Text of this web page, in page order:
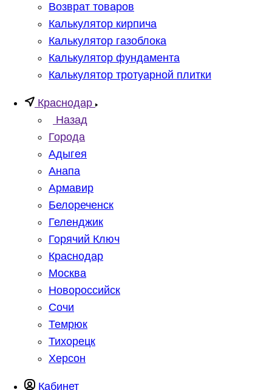
Возврат товаров
Калькулятор кирпича
Калькулятор газоблока
Калькулятор фундамента
Калькулятор тротуарной плитки
Краснодар
Назад
Города
Адыгея
Анапа
Армавир
Белореченск
Геленджик
Горячий Ключ
Краснодар
Москва
Новороссийск
Сочи
Темрюк
Тихорецк
Херсон
Кабинет